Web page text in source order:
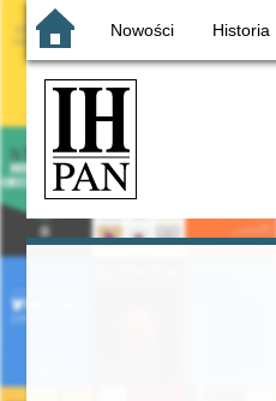
Nowości Historia